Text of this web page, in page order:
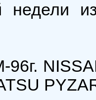
недели
96г.